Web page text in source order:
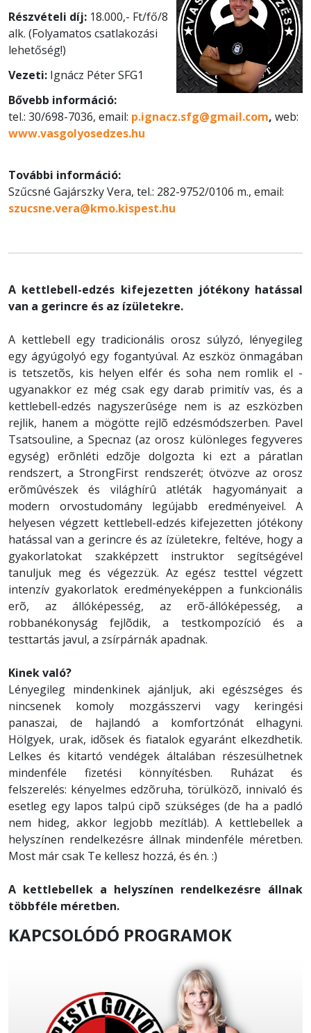
Részvételi díj: 18.000,- Ft/fő/8
alk. (Folyamatos csatlakozási
lehetőség!)
Vezeti: Ignácz Péter SFG1
Bővebb információ:
tel.: 30/698-7036, email: p.ignacz.sfg@gmail.com, web:
www.vasgolyosedzes.hu
További információ:
Szűcsné Gajárszky Vera, tel.: 282-9752/0106 m., email:
szucsne.vera@kmo.kispest.hu
A kettlebell-edzés kifejezetten jótékony hatással
van a gerincre és az ízületekre.
A kettlebell egy tradicionális orosz súlyzó, lényegileg
egy ágyúgolyó egy fogantyúval. Az eszköz önmagában
is tetszetõs, kis helyen elfér és soha nem romlik el -
ugyanakkor ez még csak egy darab primitív vas, és a
kettlebell-edzés nagyszerûsége nem is az eszközben
rejlik, hanem a mögötte rejlõ edzésmódszerben. Pavel
Tsatsouline, a Specnaz (az orosz különleges fegyveres
egység) erõnléti edzõje dolgozta ki ezt a páratlan
rendszert, a StrongFirst rendszerét; ötvözve az orosz
erõmûvészek és világhírû atléták hagyományait a
modern orvostudomány legújabb eredményeivel. A
helyesen végzett kettlebell-edzés kifejezetten jótékony
hatással van a gerincre és az ízületekre, feltéve, hogy a
gyakorlatokat szakképzett instruktor segítségével
tanuljuk meg és végezzük. Az egész testtel végzett
intenzív gyakorlatok eredményeképpen a funkcionális
erõ, az állóképesség, az erõ-állóképesség, a
robbanékonyság fejlõdik, a testkompozíció és a
testtartás javul, a zsírpárnák apadnak.
Kinek való?
Lényegileg mindenkinek ajánljuk, aki egészséges és
nincsenek komoly mozgásszervi vagy keringési
panaszai, de hajlandó a komfortzónát elhagyni.
Hölgyek, urak, idõsek és fiatalok egyaránt elkezdhetik.
Lelkes és kitartó vendégek általában részesülhetnek
mindenféle fizetési könnyítésben. Ruházat és
felszerelés: kényelmes edzõruha, törülközõ, innivaló és
esetleg egy lapos talpú cipõ szükséges (de ha a padló
nem hideg, akkor legjobb mezítláb). A kettlebellek a
helyszínen rendelkezésre állnak mindenféle méretben.
Most már csak Te kellesz hozzá, és én. :)
A kettlebellek a helyszínen rendelkezésre állnak
többféle méretben.
KAPCSOLÓDÓ PROGRAMOK